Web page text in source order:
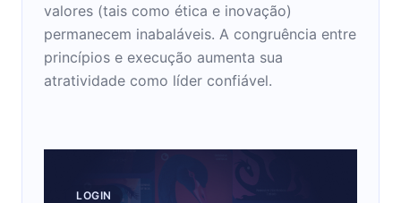
valores (tais como ética e inovação)
permanecem inabaláveis. A congruência entre
princípios e execução aumenta sua
atratividade como líder confiável.
LOGIN